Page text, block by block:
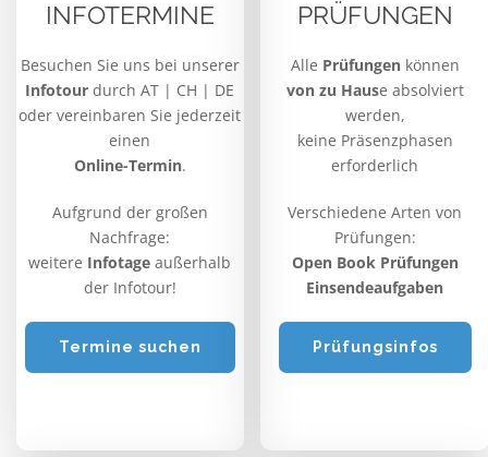
INFOTERMINE
Besuchen Sie uns bei unserer
Infotour durch AT | CH | DE
oder vereinbaren Sie jederzeit
einen
Online-Termin.
Aufgrund der großen
Nachfrage:
weitere Infotage außerhalb
der Infotour!
Termine suchen
PRÜFUNGEN
Alle Prüfungenkönnen
von zu Hause absolviert
werden,
keine Präsenzphasen
erforderlich
Verschiedene Arten von
Prüfungen:
Open Book Prüfungen
Einsendeaufgaben
Prüfungsinfos